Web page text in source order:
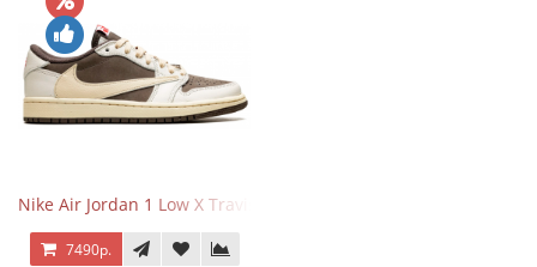
Nike Air Jordan 1 Low X Travis Scott Reverse Mocha
7490р.